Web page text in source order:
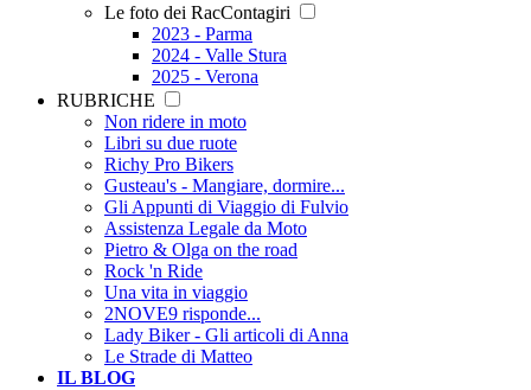
Le foto dei RacContagiri
2023 - Parma
2024 - Valle Stura
2025 - Verona
RUBRICHE
Non ridere in moto
Libri su due ruote
Richy Pro Bikers
Gusteau's - Mangiare, dormire...
Gli Appunti di Viaggio di Fulvio
Assistenza Legale da Moto
Pietro & Olga on the road
Rock 'n Ride
Una vita in viaggio
2NOVE9 risponde...
Lady Biker - Gli articoli di Anna
Le Strade di Matteo
IL BLOG